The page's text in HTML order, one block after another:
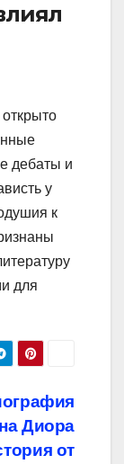
дебаты и
у
к
для
Диора
от